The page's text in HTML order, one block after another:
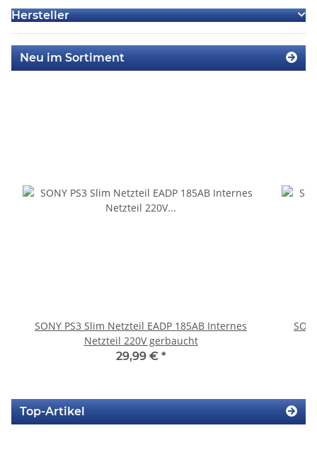
Hersteller
Neu im Sortiment
SONY PS3 Slim Netzteil EADP 185AB Internes
Netzteil 220V gerbaucht
29,99 € *
Top-Artikel